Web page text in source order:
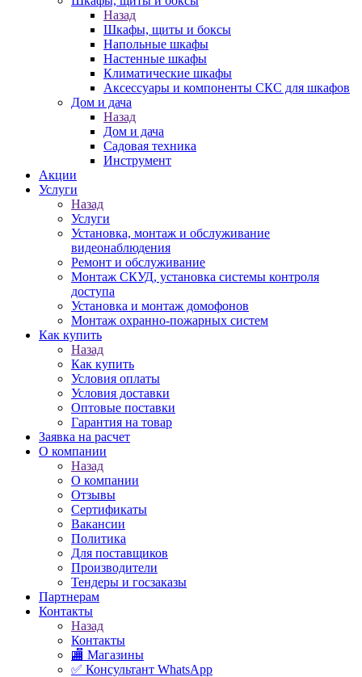
Назад
Шкафы, щиты и боксы
Напольные шкафы
Настенные шкафы
Климатические шкафы
Аксессуары и компоненты СКС для шкафов
Дом и дача
Назад
Дом и дача
Садовая техника
Инструмент
Акции
Услуги
Назад
Услуги
Установка, монтаж и обслуживание
видеонаблюдения
Ремонт и обслуживание
Монтаж СКУД, установка системы контроля
доступа
Установка и монтаж домофонов
Монтаж охранно-пожарных систем
Как купить
Назад
Как купить
Условия оплаты
Условия доставки
Оптовые поставки
Гарантия на товар
Заявка на расчет
О компании
Назад
О компании
Отзывы
Сертификаты
Вакансии
Политика
Для поставщиков
Производители
Тендеры и госзаказы
Партнерам
Контакты
Назад
Контакты
🏬 Магазины
✅️ Консультант WhatsApp